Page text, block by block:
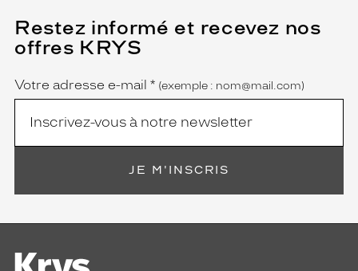
Restez informé et recevez nos
offres KRYS
Name
Votre adresse e-mail *
(Ce
champ
est
obligatoire)
(exemple : nom@mail.com)
JE M'INSCRIS